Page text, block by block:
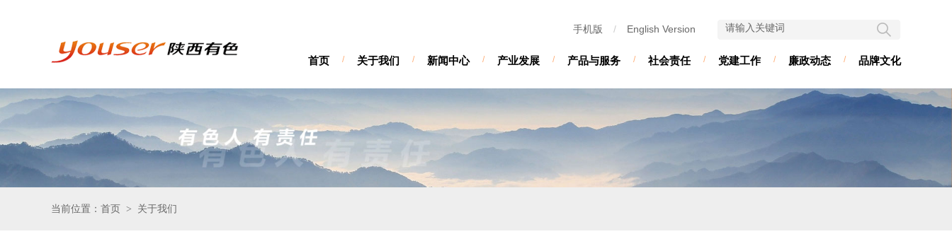
手机版 / English Version
首页 / 关于我们 / 新闻中心 / 产业发展 / 产品与服务 / 社会责任 / 党建工作 / 廉政动态 / 品牌文化
当前位置：首页 > 关于我们